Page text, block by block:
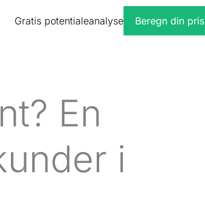
Gratis potentialeanalyse Beregn din pris
En
i